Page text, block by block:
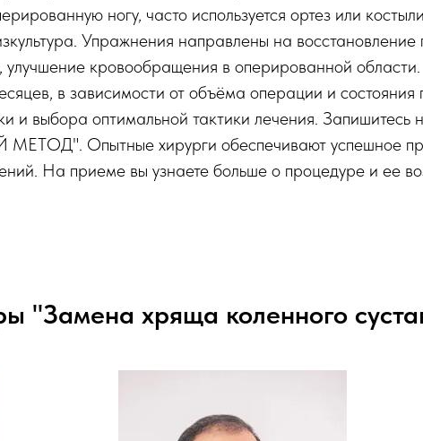
ногу, часто используется ортез или
Упражнения направлены на восстановление
кровообращения в оперированной
в зависимости от объёма операции и состояния
и выбора оптимальной тактики лечения. Запишитесь
МЕТОД". Опытные хирурги обеспечивают успешное
На приеме вы узнаете больше о процедуре и ее
"Замена хряща коленного